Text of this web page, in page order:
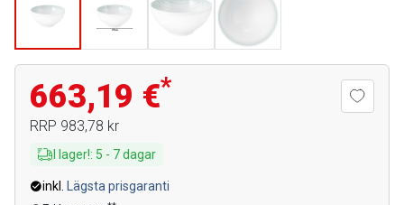
663,19 €*
RRP 983,78 kr
I lager!: 5 - 7dagar
inkl.
Lägsta prisgaranti